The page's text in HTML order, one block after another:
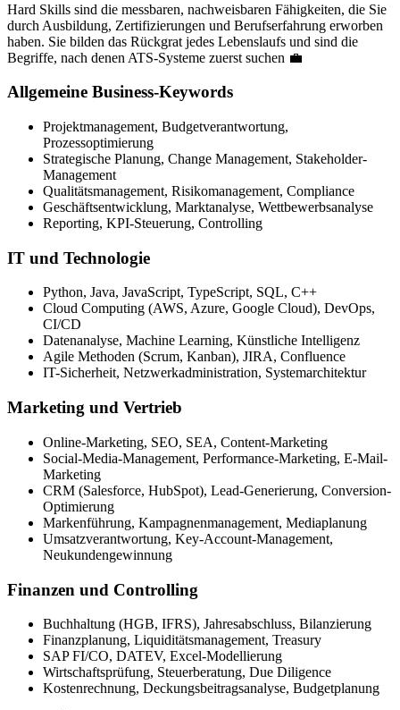
Hard Skills sind die messbaren, nachweisbaren Fähigkeiten, die Sie
durch Ausbildung, Zertifizierungen und Berufserfahrung erworben
haben. Sie bilden das Rückgrat jedes Lebenslaufs und sind die
Begriffe, nach denen ATS-Systeme zuerst suchen 💼
Allgemeine Business-Keywords
Projektmanagement, Budgetverantwortung,
Prozessoptimierung
Strategische Planung, Change Management, Stakeholder-
Management
Qualitätsmanagement, Risikomanagement, Compliance
Geschäftsentwicklung, Marktanalyse, Wettbewerbsanalyse
Reporting, KPI-Steuerung, Controlling
IT und Technologie
Python, Java, JavaScript, TypeScript, SQL, C++
Cloud Computing (AWS, Azure, Google Cloud), DevOps,
CI/CD
Datenanalyse, Machine Learning, Künstliche Intelligenz
Agile Methoden (Scrum, Kanban), JIRA, Confluence
IT-Sicherheit, Netzwerkadministration, Systemarchitektur
Marketing und Vertrieb
Online-Marketing, SEO, SEA, Content-Marketing
Social-Media-Management, Performance-Marketing, E-Mail-
Marketing
CRM (Salesforce, HubSpot), Lead-Generierung, Conversion-
Optimierung
Markenführung, Kampagnenmanagement, Mediaplanung
Umsatzverantwortung, Key-Account-Management,
Neukundengewinnung
Finanzen und Controlling
Buchhaltung (HGB, IFRS), Jahresabschluss, Bilanzierung
Finanzplanung, Liquiditätsmanagement, Treasury
SAP FI/CO, DATEV, Excel-Modellierung
Wirtschaftsprüfung, Steuerberatung, Due Diligence
Kostenrechnung, Deckungsbeitragsanalyse, Budgetplanung